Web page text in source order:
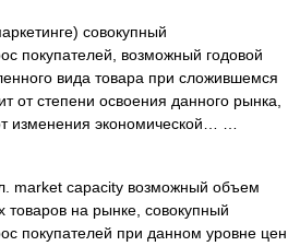
совокупный
покупателей, возможный годовой
вида товара при сложившемся
от степени освоения данного рынка,
изменения экономической… …
market capacity возможный объем
на рынке, совокупный
покупателей при данном уровне цен